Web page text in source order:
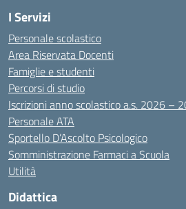
I Servizi
Personale scolastico
Area Riservata Docenti
Famiglie e studenti
Percorsi di studio
Iscrizioni anno scolastico a.s. 2026 –
Personale ATA
Sportello D’Ascolto Psicologico
Somministrazione Farmaci a Scuola
Utilità
Didattica